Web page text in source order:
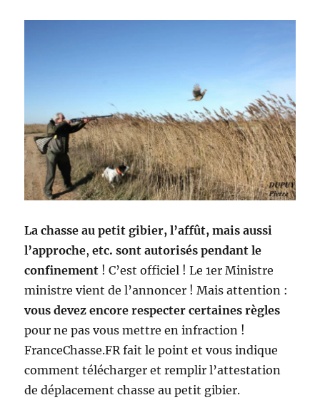
La chasse au petit gibier, l’affût, mais aussi
l’approche,etc. sont autorisés pendant le
confinement ! C’est officiel ! Le 1er Ministre
ministre vient de l’annoncer ! Mais attention :
vous devez encore respecter certaines règles
pour ne pas vous mettre en infraction !
FranceChasse.FR fait le point et vous indique
comment télécharger et remplir l’attestation
de déplacement chasse au petit gibier.